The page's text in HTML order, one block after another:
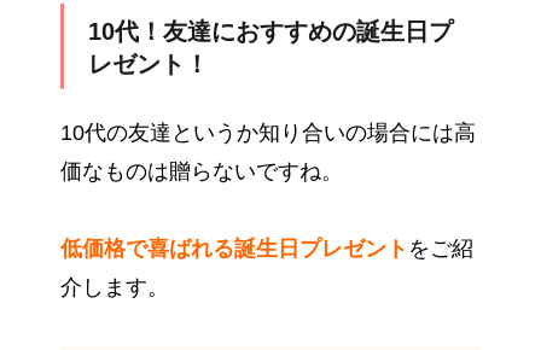
10代！友達におすすめの誕生日プ
レゼント！
10代の友達というか知り合いの場合には高
価なものは贈らないですね。
低価格で喜ばれる誕生日プレゼント をご紹
介します。